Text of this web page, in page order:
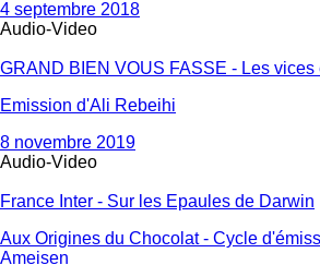
4 septembre 2018
Audio-Video
GRAND BIEN VOUS FASSE - Les vices
Emission d'Ali Rebeihi
8 novembre 2019
Audio-Video
France Inter - Sur les Epaules de Darwin
Aux Origines du Chocolat - Cycle
Ameisen